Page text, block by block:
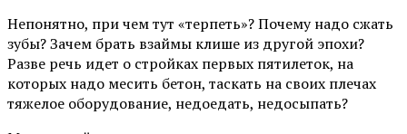
Непонятно, при чем тут «терпеть»? Почему надо сжать
зубы? Зачем брать взаймы клише из другой эпохи?
Разве речь идет о стройках первых пятилеток, на
которых надо месить бетон, таскать на своих плечах
тяжелое оборудование, недоедать, недосыпать?